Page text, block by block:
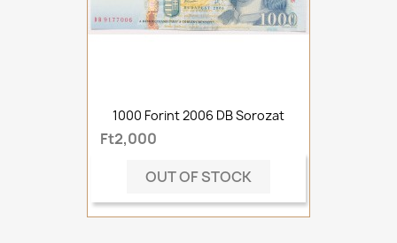
1000 Forint 2006 DB Sorozat
Ft2,000
OUT OF STOCK